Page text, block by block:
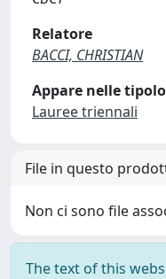
Relatore
BACCI, CHRISTIAN
Appare nelle
Lauree triennali
File in questo
Non ci sono file
The text of this